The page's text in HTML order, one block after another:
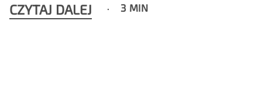
CZYTAJ DALEJ 3 MIN